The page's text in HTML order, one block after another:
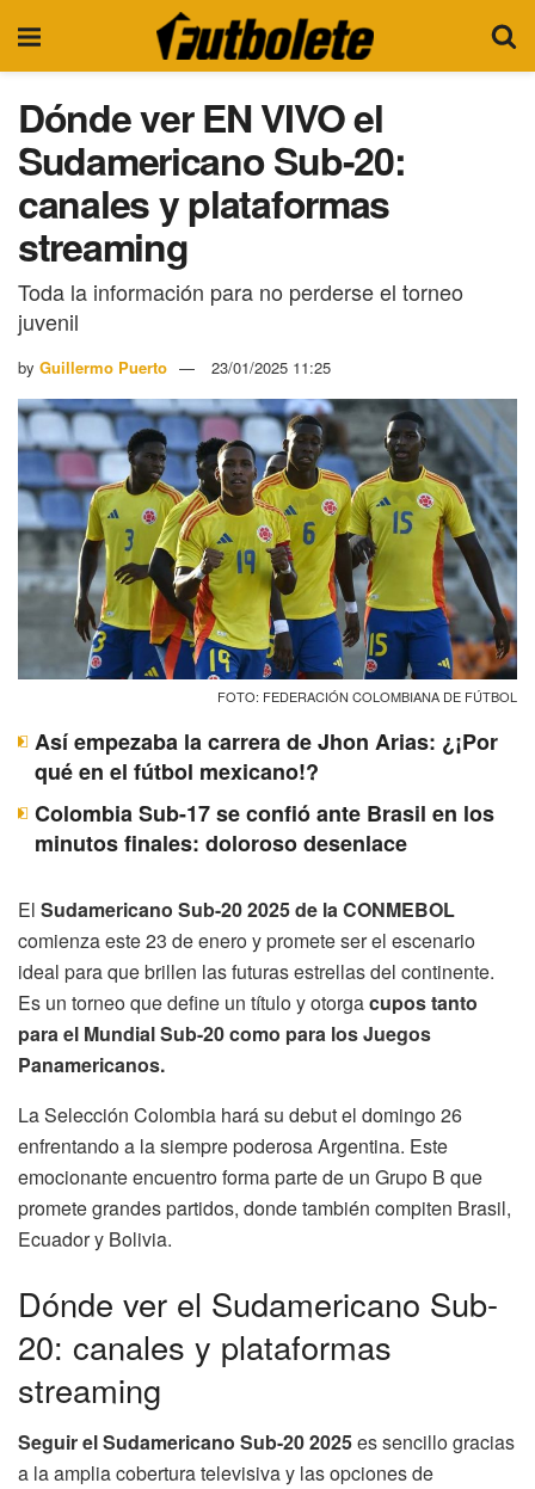
Dónde ver EN VIVO el
Sudamericano Sub-20:
canales y plataformas
streaming
Toda la información para no perderse el torneo
juvenil
by Guillermo Puerto 23/01/2025 11:25
FOTO: FEDERACIÓN COLOMBIANA DE FÚTBOL
Así empezaba la carrera de Jhon Arias: ¿¡Por
qué en el fútbol mexicano!?
Colombia Sub-17 se confió ante Brasil en los
minutos finales: doloroso desenlace
El Sudamericano Sub-20 2025 de la CONMEBOL
comienza este 23 de enero y promete ser el escenario
ideal para que brillen las futuras estrellas del continente.
Es un torneo que define un título y otorgacupos tanto
para el Mundial Sub-20 como para los Juegos
Panamericanos.
La Selección Colombia hará su debut el domingo 26
enfrentando a la siempre poderosa Argentina. Este
emocionante encuentro forma parte de un Grupo B que
promete grandes partidos, donde también compiten Brasil,
Ecuador y Bolivia.
Dónde ver el Sudamericano Sub-
20: canales y plataformas
streaming
Seguir el Sudamericano Sub-20 2025es sencillo gracias
a la amplia cobertura televisiva y las opciones de